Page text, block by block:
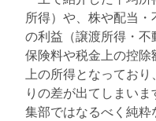
所得）や、株や配当
の利益（譲渡所得・
保険料や税金上の控
上の所得となってお
りの差が出てしまい
集部ではなるべく純粋